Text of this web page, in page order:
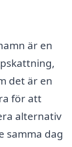
är en
det är en
för att
alternativ
samma dag